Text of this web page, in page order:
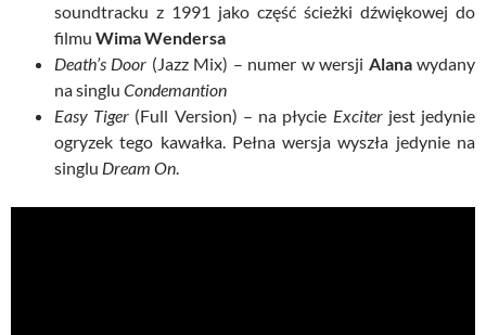
soundtracku z 1991 jako część ścieżki dźwiękowej do
filmu Wima Wendersa
Death’s Door (Jazz Mix) – numer w wersji Alanawydany
na singlu Condemantion
Easy Tiger (Full Version) – na płycie Exciterjest jedynie
ogryzek tego kawałka. Pełna wersja wyszła jedynie na
singlu Dream On.